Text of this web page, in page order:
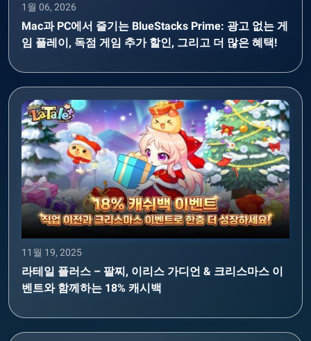
1월 06, 2026
Mac과 PC에서 즐기는 BlueStacks Prime: 광고 없는 게
임 플레이, 독점 게임 추가 할인, 그리고 더 많은 혜택!
11월 19, 2025
라테일 플러스 – 팔찌, 이리스 가디언 & 크리스마스 이
벤트와 함께하는 18% 캐시백